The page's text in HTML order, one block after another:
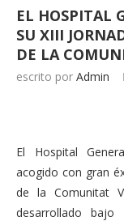
EL HOSPITAL
SU XIII
DE LA
escrito por Admin
El Hospital
acogido con gran
de la Comunitat
desarrollado